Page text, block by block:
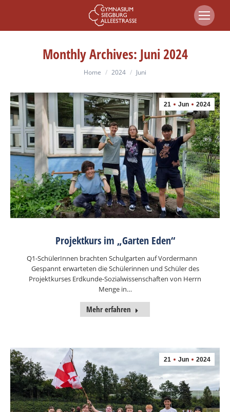
Monthly Archives: Juni 2024
You are here:
Home 2024 Juni
21 Jun 2024
Projektkurs im „Garten Eden“
Q1-SchülerInnen brachten Schulgarten auf Vordermann
Gespannt erwarteten die Schülerinnen und Schüler des
Projektkurses Erdkunde-Sozialwissenschaften von Herrn
Menge in…
Mehr erfahren
21 Jun 2024